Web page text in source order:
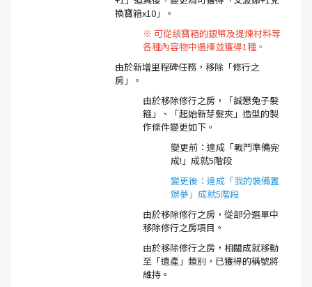
換寶箱x10」。
※ 可從該寶箱的銀幣及提煉材料等
各種內容物中選擇並獲得1種。
由於新增里程碑任務，移除「修行之
房」。
由於移除修行之房，「誠懇兔子髮
箍」、「起始新芽髮夾」造型的製
作條件變更如下。
變更前：達成「戰鬥準備完
成!」成就5階段
變更後：達成「我的裝備置
辦夢」成就5階段
由於移除修行之房，從部分選單中
移除修行之房項目。
由於移除修行之房，相關成就移動
至「遺產」類別，已獲得的稱號將
維持。